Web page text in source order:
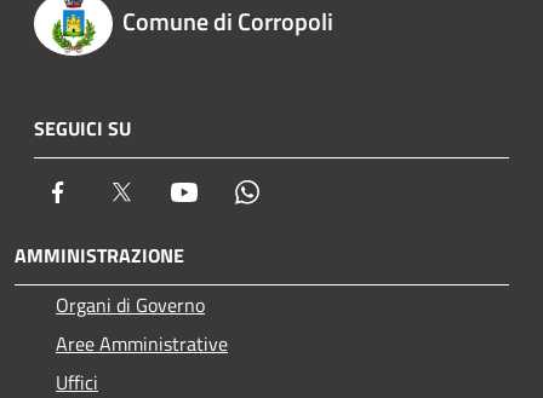
Comune di Corropoli
SEGUICI SU
Facebook Twitter Youtube
AMMINISTRAZIONE
Organi di Governo
Aree Amministrative
Uffici